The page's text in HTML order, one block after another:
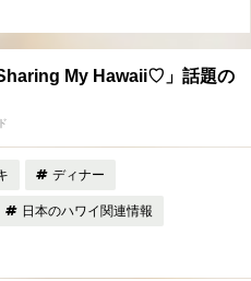
My Hawaii♡」話題の
ディナー
日本のハワイ関連情報